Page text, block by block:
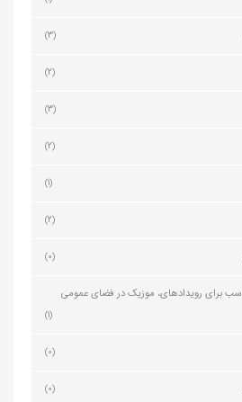
(3)
(2)
(3)
(2)
(1)
(2)
(0)
برای رویدادهای، موزیک در فضای عمومی
(1)
(0)
(0)